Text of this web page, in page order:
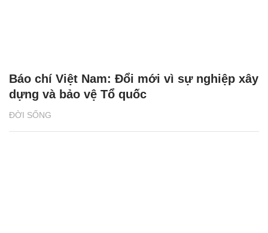
ĐỜI SỐNG
Báo chí Việt Nam: Đổi mới vì sự nghiệp xây
dựng và bảo vệ Tổ quốc